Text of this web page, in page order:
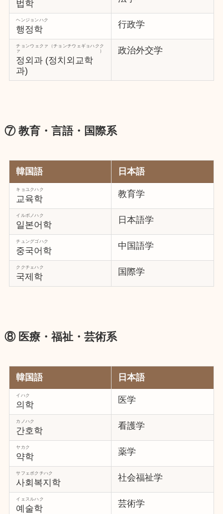
법학
행정학
ヘンジョンハク 行政学
정외과 (정치외교학
과)
チョンウェクァ（チョンチウェギョハクク
ァ）
政治外交学
⑦ 教育・言語・国際系
韓国語 日本語
교육학
キョユクハク 教育学
일본어학
イルボノハク 日本語学
중국어학
チュングゴハク 中国語学
국제학
ククチェハク 国際学
⑧ 医療・福祉・芸術系
韓国語 日本語
의학
イハク 医学
간호학
カノハク 看護学
약학
ヤカク 薬学
사회복지학
サフェボクチハク 社会福祉学
예술학
イェスルハク 芸術学